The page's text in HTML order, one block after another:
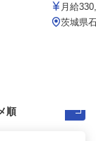
月給
茨城県